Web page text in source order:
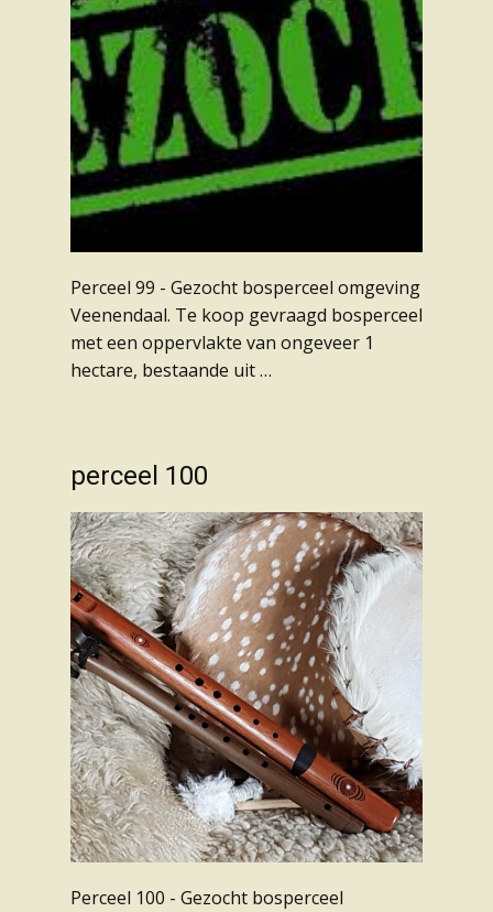
Perceel 99 - Gezocht bosperceel omgeving
Veenendaal. Te koop gevraagd bosperceel
met een oppervlakte van ongeveer 1
hectare, bestaande uit …
perceel 100
Perceel 100 - Gezocht bosperceel